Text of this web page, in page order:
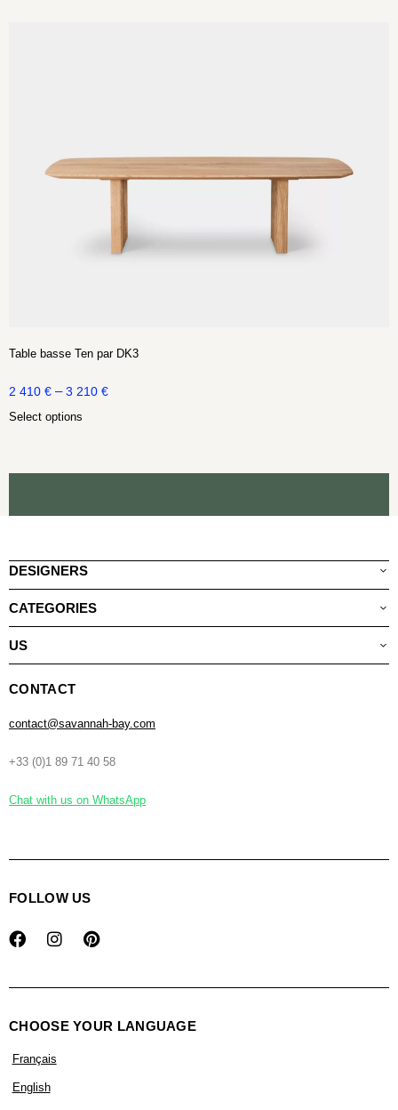
Table basse Ten par DK3
2 410 € – 3 210 €
Select options
DESIGNERS
CATEGORIES
US
CONTACT
contact@savannah-bay.com
+33 (0)1 89 71 40 58
Chat with us on WhatsApp
FOLLOW US
CHOOSE YOUR LANGUAGE
Français
English